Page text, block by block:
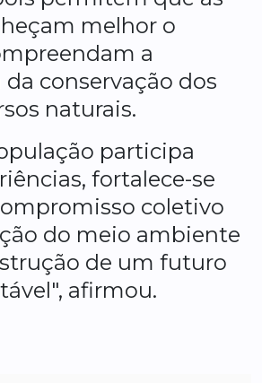
melhor o
a
conservação dos
naturais.
participa
fortalece-se
coletivo
do meio ambiente
de um futuro
afirmou.